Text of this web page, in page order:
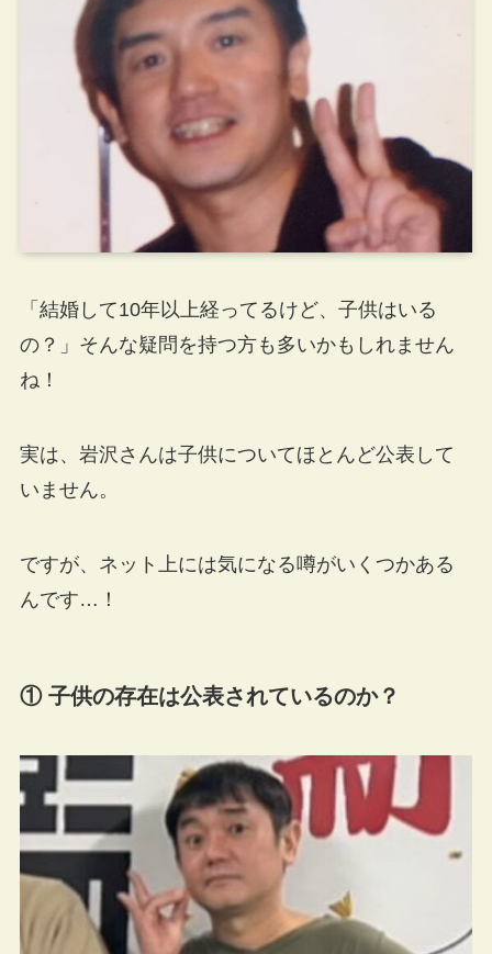
「結婚して10年以上経ってるけど、子供はいる
の？」そんな疑問を持つ方も多いかもしれません
ね！
実は、岩沢さんは子供についてほとんど公表して
いません。
ですが、ネット上には気になる噂がいくつかある
んです…！
① 子供の存在は公表されているのか？